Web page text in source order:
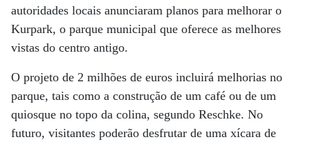
autoridades locais anunciaram planos para melhorar o
Kurpark, o parque municipal que oferece as melhores
vistas do centro antigo.
O projeto de 2 milhões de euros incluirá melhorias no
parque, tais como a construção de um café ou de um
quiosque no topo da colina, segundo Reschke. No
futuro, visitantes poderão desfrutar de uma xícara de